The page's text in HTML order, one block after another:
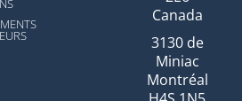
Canada
3130 de
Miniac
Montréal